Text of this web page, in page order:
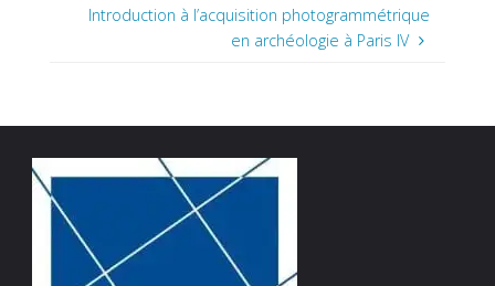
Introduction à l’acquisition photogrammétrique
en archéologie à Paris IV